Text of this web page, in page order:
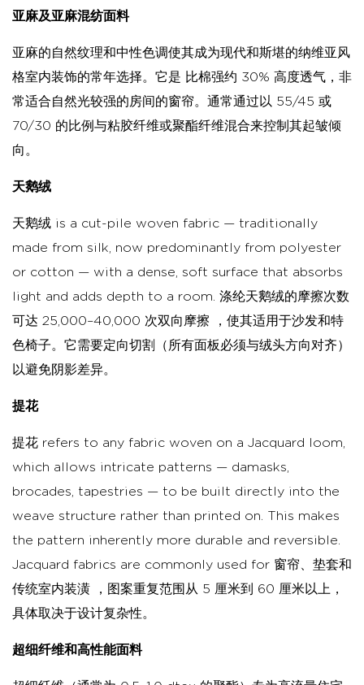
亚麻及亚麻混纺面料
亚麻的自然纹理和中性色调使其成为现代和斯堪的纳维亚风
格室内装饰的常年选择。它是 比棉强约 30% 高度透气，非
常适合自然光较强的房间的窗帘。通常通过以 55/45 或
70/30 的比例与粘胶纤维或聚酯纤维混合来控制其起皱倾
向。
天鹅绒
天鹅绒 is a cut-pile woven fabric — traditionally
made from silk, now predominantly from polyester
or cotton — with a dense, soft surface that absorbs
light and adds depth to a room. 涤纶天鹅绒的摩擦次数
可达 25,000–40,000 次双向摩擦
，使其适用于沙发和特
色椅子。它需要定向切割（所有面板必须与绒头方向对齐）
以避免阴影差异。
提花
提花 refers to any fabric woven on a Jacquard loom,
which allows intricate patterns — damasks,
brocades, tapestries — to be built directly into the
weave structure rather than printed on. This makes
the pattern inherently more durable and reversible.
Jacquard fabrics are commonly used for 窗帘、垫套和
传统室内装潢
，图案重复范围从 5 厘米到 60 厘米以上，
具体取决于设计复杂性。
超细纤维和高性能面料